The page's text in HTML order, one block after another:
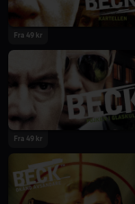
Fra 49 kr
Fra 49 kr